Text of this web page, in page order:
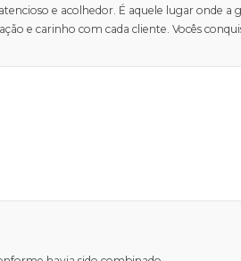
e acolhedor. É aquele lugar onde
e carinho com cada cliente. Vocês